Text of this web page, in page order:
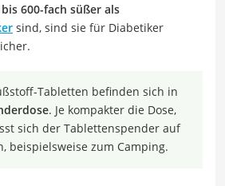
600-fach süßer als
sind, sind sie für Diabetiker
Tabletten befinden sich in
. Je kompakter die Dose,
sich der Tablettenspender auf
beispielsweise zum Camping.